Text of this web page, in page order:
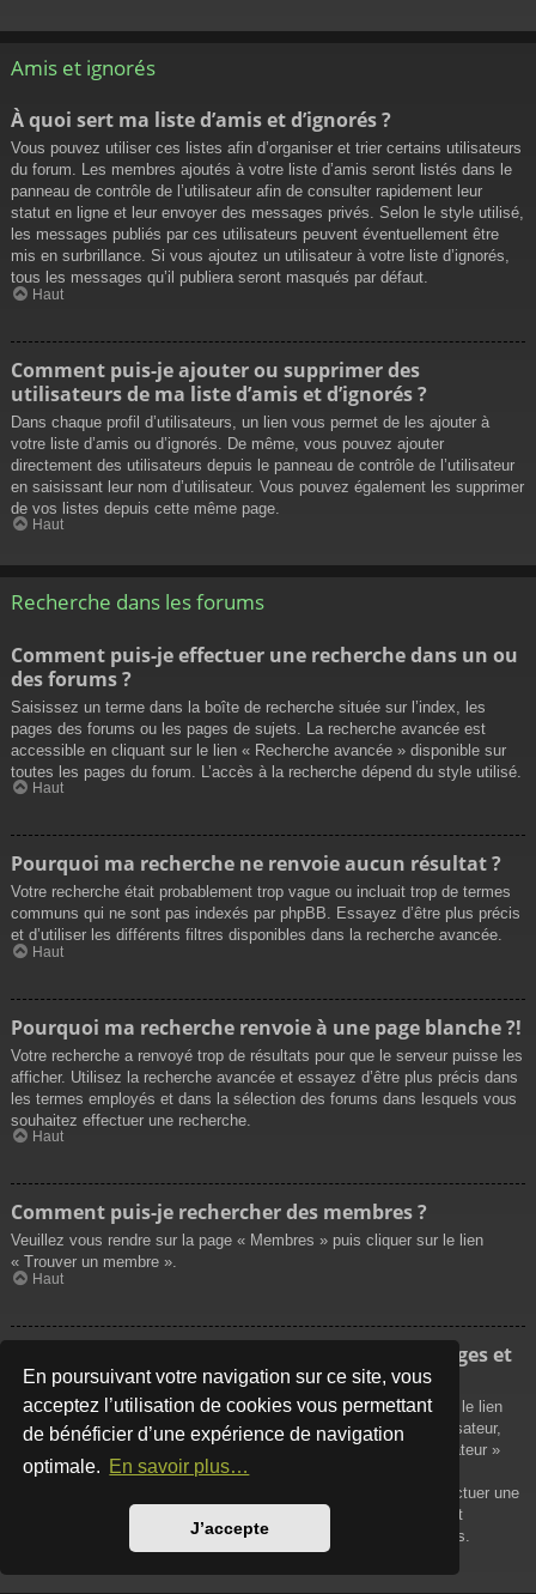
En poursuivant votre navigation sur ce site, vous
acceptez l’utilisation de cookies vous permettant
de bénéficier d’une expérience de navigation
optimale. En savoir plus…
J’accepte
Amis et ignorés
À quoi sert ma liste d’amis et d’ignorés ?
Vous pouvez utiliser ces listes afin d’organiser et trier certains utilisateurs
du forum. Les membres ajoutés à votre liste d’amis seront listés dans le
panneau de contrôle de l’utilisateur afin de consulter rapidement leur
statut en ligne et leur envoyer des messages privés. Selon le style utilisé,
les messages publiés par ces utilisateurs peuvent éventuellement être
mis en surbrillance. Si vous ajoutez un utilisateur à votre liste d’ignorés,
tous les messages qu’il publiera seront masqués par défaut.
Haut
Comment puis-je ajouter ou supprimer des
utilisateurs de ma liste d’amis et d’ignorés ?
Dans chaque profil d’utilisateurs, un lien vous permet de les ajouter à
votre liste d’amis ou d’ignorés. De même, vous pouvez ajouter
directement des utilisateurs depuis le panneau de contrôle de l’utilisateur
en saisissant leur nom d’utilisateur. Vous pouvez également les supprimer
de vos listes depuis cette même page.
Haut
Recherche dans les forums
Comment puis-je effectuer une recherche dans un ou
des forums ?
Saisissez un terme dans la boîte de recherche située sur l’index, les
pages des forums ou les pages de sujets. La recherche avancée est
accessible en cliquant sur le lien « Recherche avancée » disponible sur
toutes les pages du forum. L’accès à la recherche dépend du style utilisé.
Haut
Pourquoi ma recherche ne renvoie aucun résultat ?
Votre recherche était probablement trop vague ou incluait trop de termes
communs qui ne sont pas indexés par phpBB. Essayez d’être plus précis
et d’utiliser les différents filtres disponibles dans la recherche avancée.
Haut
Pourquoi ma recherche renvoie à une page blanche ?!
Votre recherche a renvoyé trop de résultats pour que le serveur puisse les
afficher. Utilisez la recherche avancée et essayez d’être plus précis dans
les termes employés et dans la sélection des forums dans lesquels vous
souhaitez effectuer une recherche.
Haut
Comment puis-je rechercher des membres ?
Veuillez vous rendre sur la page « Membres » puis cliquer sur le lien
« Trouver un membre ».
Haut
Comment puis-je retrouver mes propres messages et
sujets ?
Vos propres messages peuvent être affichés soit en cliquant sur le lien
« Afficher vos messages » dans le panneau de contrôle de l’utilisateur,
soit en cliquant sur le lien « Rechercher les messages de l’utilisateur »
sur la page de votre propre profil ou soit en cliquant sur le menu
« Raccourcis » situé sur la partie supérieure du forum. Pour effectuer une
recherche de vos propres sujets, utilisez la recherche avancée et
remplissez convenablement les options qui vous sont disponibles.